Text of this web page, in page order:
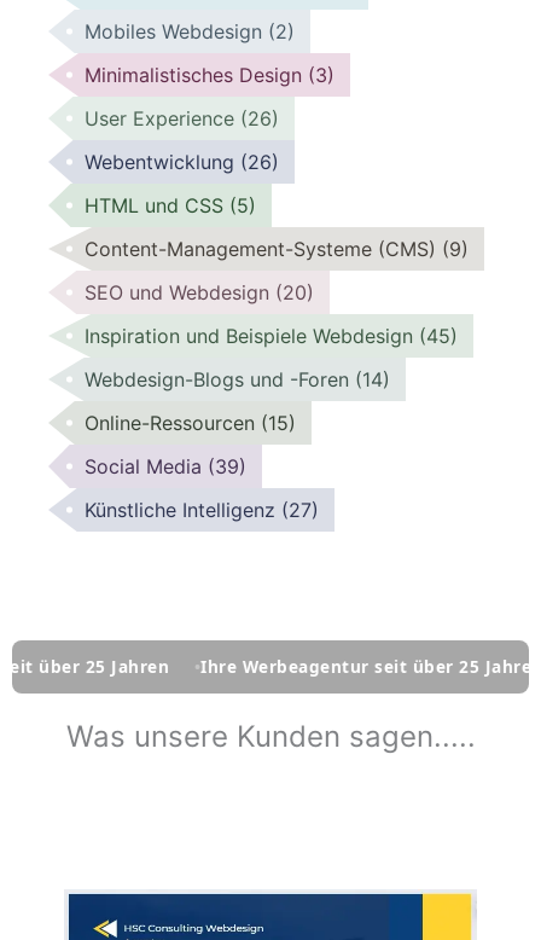
Mobiles Webdesign (2)
Minimalistisches Design (3)
User Experience (26)
Webentwicklung (26)
HTML und CSS (5)
Content-Management-Systeme (CMS) (9)
SEO und Webdesign (20)
Inspiration und Beispiele Webdesign (45)
Webdesign-Blogs und -Foren (14)
Online-Ressourcen (15)
Social Media (39)
Künstliche Intelligenz (27)
25 Jahren Ihre Werbeagentur seit über 25 Jahren
Was unsere Kunden sagen.....